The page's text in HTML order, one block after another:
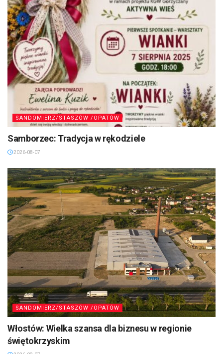
SANDOMIERZ/STASZÓW /OPATÓW
Samborzec: Tradycja w rękodziele
2026-08-07
SANDOMIERZ/STASZÓW /OPATÓW
Włostów: Wielka szansa dla biznesu w regionie
świętokrzyskim